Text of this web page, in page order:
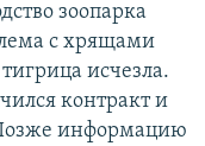
зоопарка
с хрящами
исчезла.
контракт и
информацию